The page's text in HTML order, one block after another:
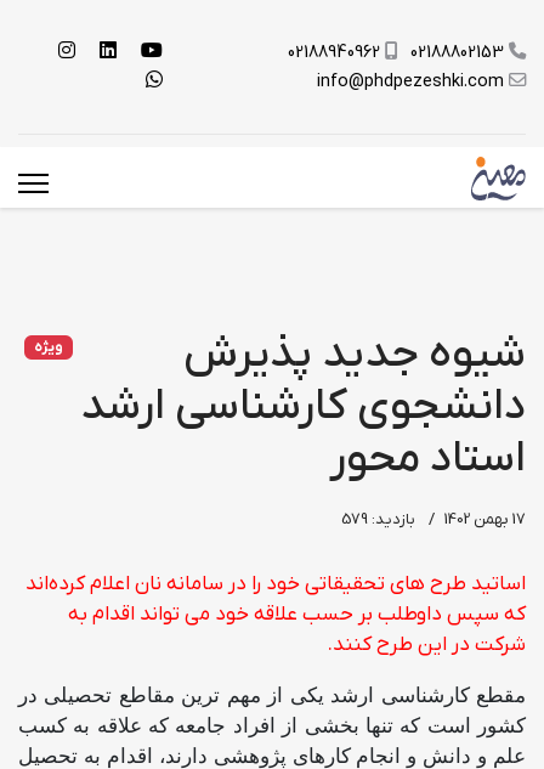
02188802153
02188940962
info@phdpezeshki.com
ویژه
شیوه جدید پذیرش
دانشجوی کارشناسی ارشد
استاد محور
17 بهمن 1402 بازدید: 579
اساتید طرح های تحقیقاتی خود را در سامانه نان اعلام کرده‌اند
که سپس داوطلب بر حسب علاقه خود می تواند اقدام به
شرکت در این طرح کنند.
مقطع کارشناسی ارشد یکی از مهم ترین مقاطع تحصیلی در
کشور است که تنها بخشی از افراد جامعه که علاقه به کسب
علم و دانش و انجام کارهای پژوهشی دارند، اقدام به تحصیل